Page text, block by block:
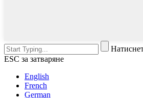
ESC за затваряне
English
French
German